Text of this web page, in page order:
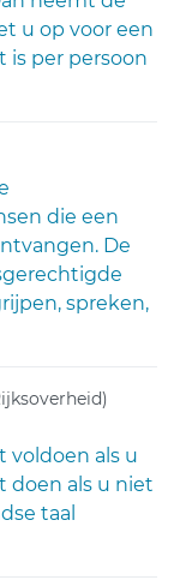
u op voor een
is per persoon
die een
De
spreken,
voldoen als u
doen als u niet
taal